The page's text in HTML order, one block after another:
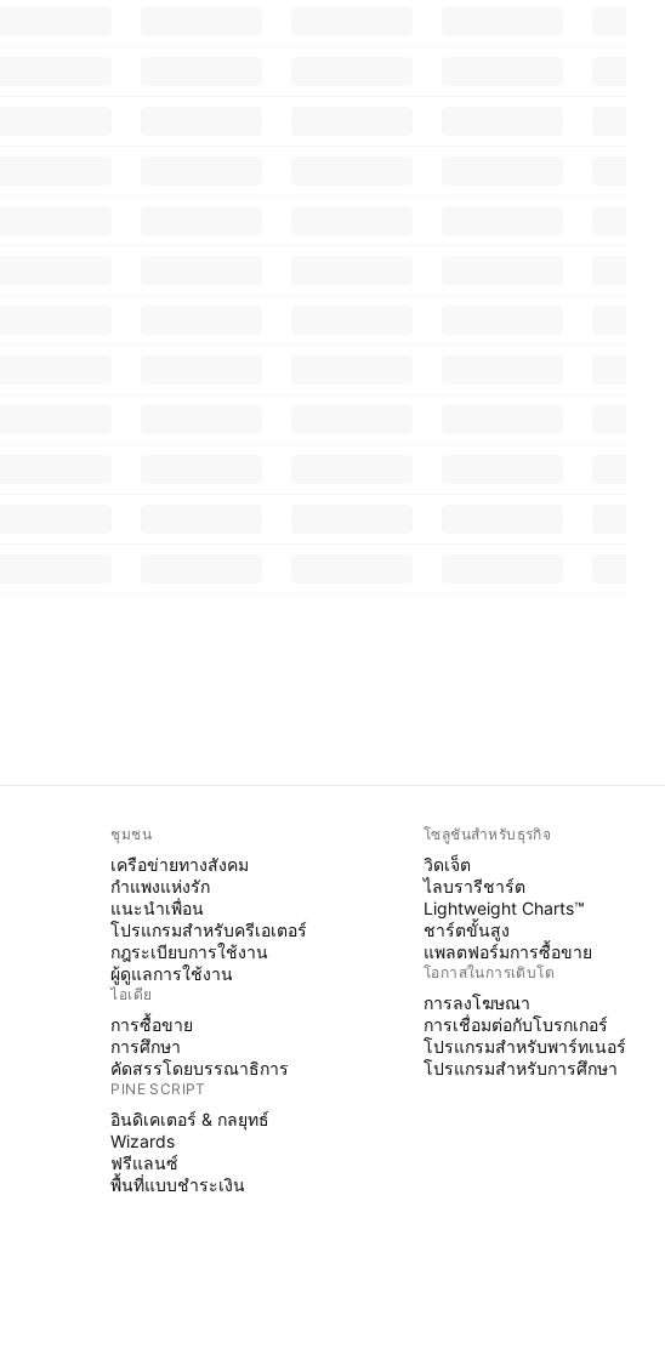
ชุมชน
เครือข่ายทางสังคม
กำแพงแห่งรัก
แนะนำเพื่อน
โปรแกรมสำหรับครีเอเตอร์
กฎระเบียบการใช้งาน
ผู้ดูแลการใช้งาน
ไอเดีย
การซื้อขาย
การศึกษา
คัดสรรโดยบรรณาธิการ
PINE SCRIPT
อินดิเคเตอร์ & กลยุทธ์
Wizards
ฟรีแลนซ์
พื้นที่แบบชำระเงิน
โซลูชันสำหรับธุรกิจ
วิดเจ็ต
ไลบรารีชาร์ต
Lightweight Charts™
ชาร์ตขั้นสูง
แพลตฟอร์มการซื้อขาย
โอกาสในการเติบโต
การลงโฆษณา
การเชื่อมต่อกับโบรกเกอร์
โปรแกรมสำหรับพาร์ทเนอร์
โปรแกรมสำหรับการศึกษา